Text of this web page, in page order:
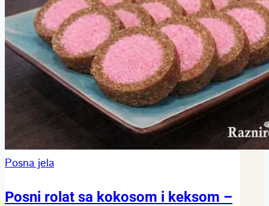
Posna jela
Posni rolat sa kokosom i keksom –